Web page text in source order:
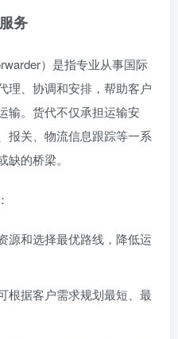
务
）是指专业从事国际
理、协调和安排，帮助客户
输。货代不仅承担运输安
报关、物流信息跟踪等一系
的桥梁。
源和选择最优路线，降低运
根据客户需求规划最短、最